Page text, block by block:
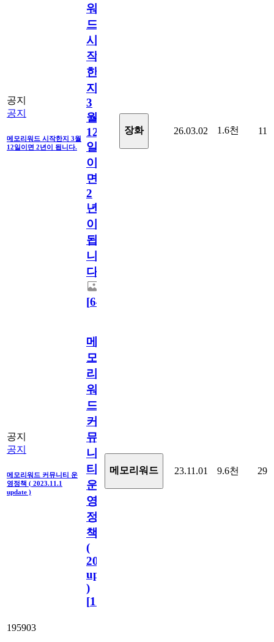
공지
공지
메모리워드 시작한지 3월
12일이면 2년이 됩니다.
워
드
시
작
한
지
3
월
12
일
이
면
2
년
이
됩
니
다.
[64
장화 26.03.02 1.6천 11
공지
공지
메모리워드 커뮤니티 운
영정책 ( 2023.11.1
update )
메
모
리
워
드
커
뮤
니
티
운
영
정
책
(
2023.11.1
update
)
[110
메모리워드 23.11.01 9.6천 29
195903